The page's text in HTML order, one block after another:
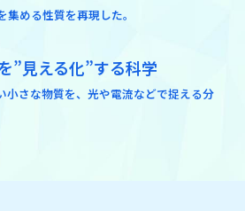
める性質を再現した。
”見える化”する科学
小さな物質を、光や電流などで捉える分